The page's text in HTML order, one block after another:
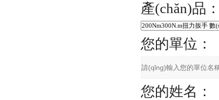
產(chǎn)品
您的單位：
您的姓名：